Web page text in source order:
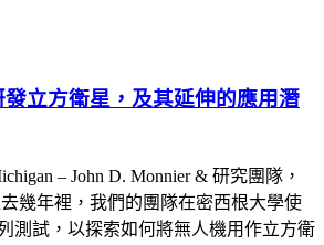
立方衛星，及其延伸的應用潛
– John D. Monnier & 研究團隊，
幾年裡，我們的團隊在密西根大學使
測試，以探索如何將無人機用作立方衛